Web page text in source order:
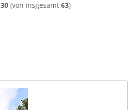
30(von insgesamt 63)